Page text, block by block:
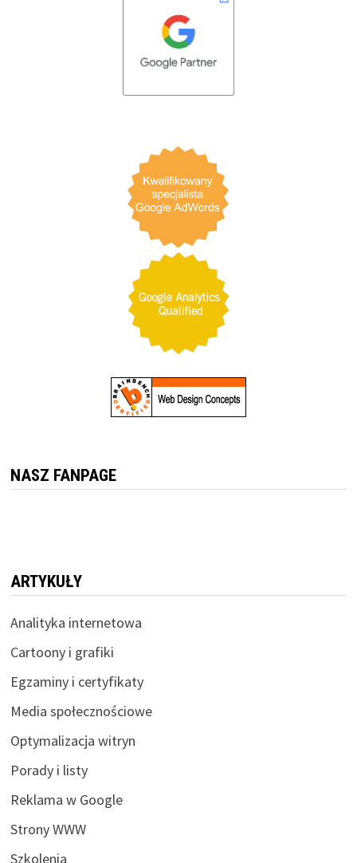
NASZ FANPAGE
ARTYKUŁY
Analityka internetowa
Cartoony i grafiki
Egzaminy i certyfikaty
Media społecznościowe
Optymalizacja witryn
Porady i listy
Reklama w Google
Strony WWW
Szkolenia